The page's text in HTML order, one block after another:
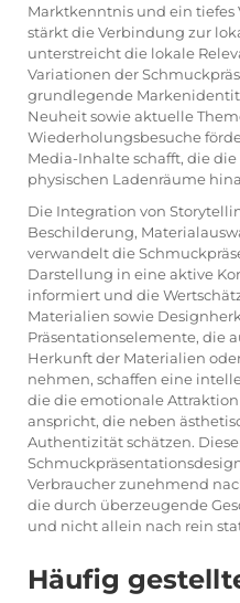
Marktkenntnis und ein tiefes
stärkt die Verbindung zur
unterstreicht die lokale
Variationen der
grundlegende
Neuheit sowie aktuelle
Wiederholungsbesuche
Media-Inhalte schafft, die
physischen Ladenräume
Die Integration von
Beschilderung,
verwandelt die
Darstellung in eine aktive
informiert und die
Materialien sowie
Präsentationselemente, die
Herkunft der Materialien
nehmen, schaffen eine
die die emotionale
anspricht, die neben
Authentizität schätzen.
Verbraucher zunehmend
die durch überzeugende
und nicht allein nach rein
Häufig